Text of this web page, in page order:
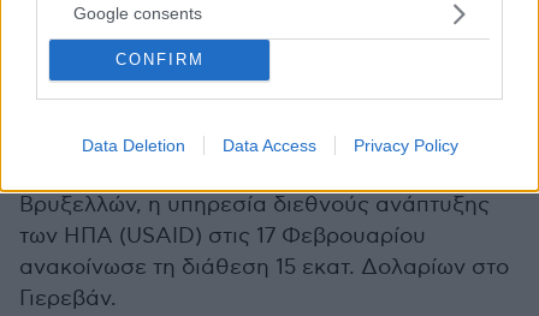
Google consents
CONFIRM
Data Deletion Data Access Privacy Policy
δικαιολογία όταν επιτρέπει στον εαυτό της να
λειτουργεί ως σημείο διέλευσης ως τρίτη
χώρα” (για τη Ρωσία).
Αρμενίας-Ρωσίας, η οποία έρχεται σε αντίθεση
Βρυξελλών, η υπηρεσία διεθνούς ανάπτυξης
των ΗΠΑ (USAID) στις 17 Φεβρουαρίου
ανακοίνωσε τη διάθεση 15 εκατ. Δολαρίων στο
Γιερεβάν.